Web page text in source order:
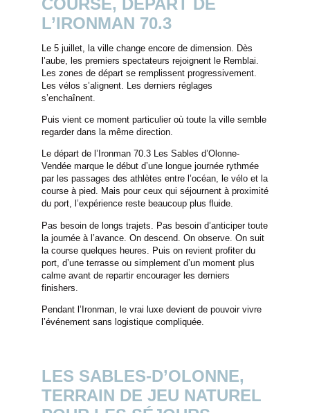
COURSE, DÉPART DE
L’IRONMAN 70.3
Le 5 juillet, la ville change encore de dimension. Dès
l’aube, les premiers spectateurs rejoignent le Remblai.
Les zones de départ se remplissent progressivement.
Les vélos s’alignent. Les derniers réglages
s’enchaînent.
Puis vient ce moment particulier où toute la ville semble
regarder dans la même direction.
Le départ de l’Ironman 70.3 Les Sables d’Olonne-
Vendée marque le début d’une longue journée rythmée
par les passages des athlètes entre l’océan, le vélo et la
course à pied. Mais pour ceux qui séjournent à proximité
du port, l’expérience reste beaucoup plus fluide.
Pas besoin de longs trajets. Pas besoin d’anticiper toute
la journée à l’avance. On descend. On observe. On suit
la course quelques heures. Puis on revient profiter du
port, d’une terrasse ou simplement d’un moment plus
calme avant de repartir encourager les derniers
finishers.
Pendant l’Ironman, le vrai luxe devient de pouvoir vivre
l’événement sans logistique compliquée.
LES SABLES-D’OLONNE,
TERRAIN DE JEU NATUREL
ACCUEIL
SERVICES
RESTAURANT
ROOFTOP VENTURA
SÉMINAIRES & ÉVÉNEMENTS PRIVÉS
ÉVÉNEMENTS
ACTIVITÉS
OFFRES
GALERIE
BLOG
CARRIÈRE
COFFRET CADEAUX